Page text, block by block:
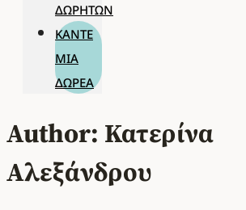
ΔΩΡΗΤΏΝ
ΚΆΝΤΕ
ΜΊΑ
ΔΩΡΕΆ
Author: Κατερίνα
Αλεξάνδρου